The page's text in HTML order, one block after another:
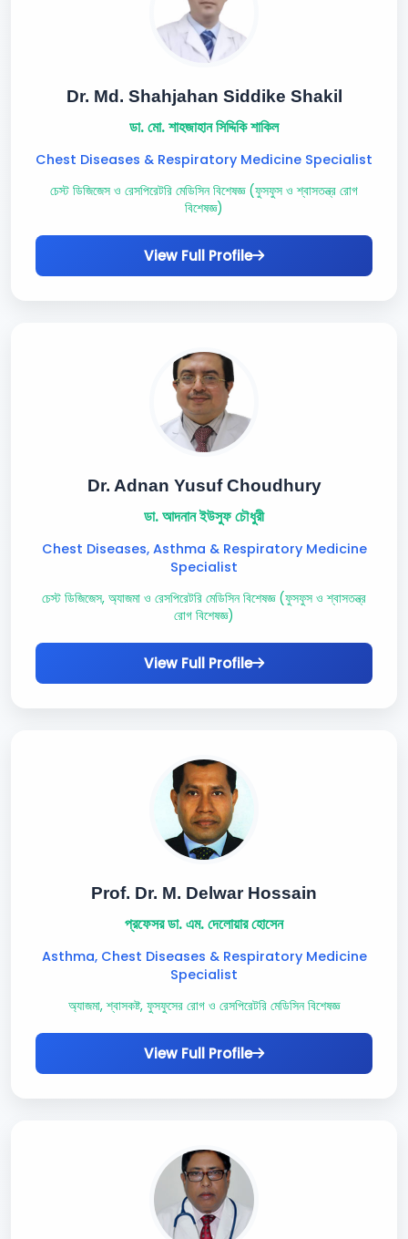
Dr. Md. Shahjahan Siddike Shakil
ডা. মো. শাহজাহান সিদ্দিকি শাকিল
Chest Diseases & Respiratory Medicine Specialist
চেস্ট ডিজিজেস ও রেসপিরেটরি মেডিসিন বিশেষজ্ঞ (ফুসফুস ও শ্বাসতন্ত্র রোগ
বিশেষজ্ঞ)
View Full Profile
Dr. Adnan Yusuf Choudhury
ডা. আদনান ইউসুফ চৌধুরী
Chest Diseases, Asthma & Respiratory Medicine
Specialist
চেস্ট ডিজিজেস, অ্যাজমা ও রেসপিরেটরি মেডিসিন বিশেষজ্ঞ (ফুসফুস ও শ্বাসতন্ত্র
রোগ বিশেষজ্ঞ)
View Full Profile
Prof. Dr. M. Delwar Hossain
প্রফেসর ডা. এম. দেলোয়ার হোসেন
Asthma, Chest Diseases & Respiratory Medicine
Specialist
অ্যাজমা, শ্বাসকষ্ট, ফুসফুসের রোগ ও রেসপিরেটরি মেডিসিন বিশেষজ্ঞ
View Full Profile